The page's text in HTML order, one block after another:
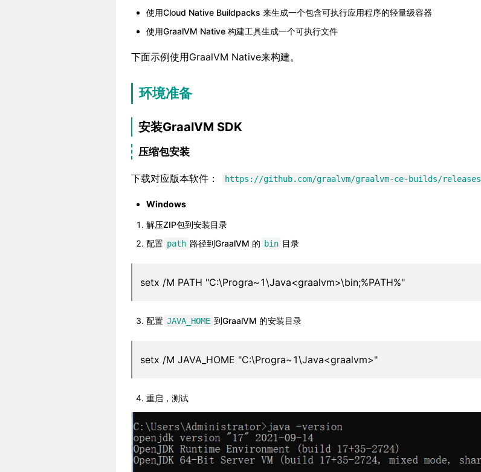
使用Cloud Native Buildpacks 来生成一个包含可执行应用程序的轻量级容器
使用GraalVM Native 构建工具生成一个可执行文件
下面示例使用GraalVM Native来构建。
环境准备
安装GraalVM SDK
压缩包安装
下载对应版本软件： https://github.com/graalvm/graalvm-ce-builds/releases
Windows
解压ZIP包到安装目录
配置 path 路径到GraalVM 的 bin 目录
setx /M PATH "C:\Progra~1\Java<graalvm>\bin;%PATH%"
配置 JAVA_HOME 到GraalVM 的安装目录
setx /M JAVA_HOME "C:\Progra~1\Java<graalvm>"
重启，测试